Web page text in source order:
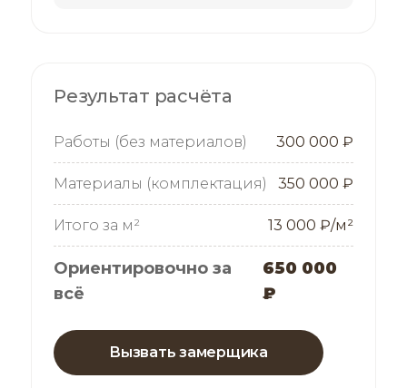
Результат расчёта
Работы (без материалов) 300 000 ₽
Материалы (комплектация) 350 000 ₽
Итого за м² 13 000 ₽/м²
Ориентировочно за
всё
650 000
₽
Вызвать замерщика